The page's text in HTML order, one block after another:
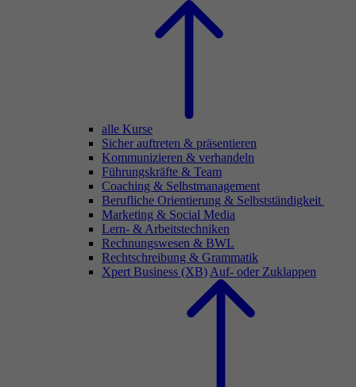
alle Kurse
Sicher auftreten & präsentieren
Kommunizieren & verhandeln
Führungskräfte & Team
Coaching & Selbstmanagement
Berufliche Orientierung & Selbstständigkeit
Marketing & Social Media
Lern- & Arbeitstechniken
Rechnungswesen & BWL
Rechtschreibung & Grammatik
Xpert Business (XB) Auf- oder Zuklappen